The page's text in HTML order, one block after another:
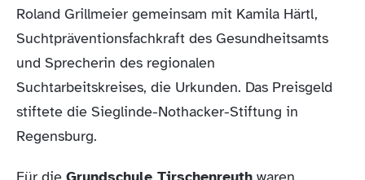
Roland Grillmeier gemeinsam mit Kamila Härtl,
Suchtpräventionsfachkraft des Gesundheitsamts
und Sprecherin des regionalen
Suchtarbeitskreises, die Urkunden. Das Preisgeld
stiftete die Sieglinde-Nothacker-Stiftung in
Regensburg.